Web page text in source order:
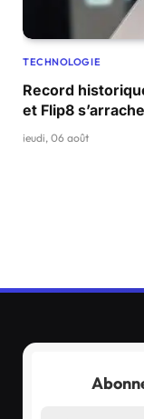
TECHNOLOGIE
Record
et Flip8
jeudi, 06 août